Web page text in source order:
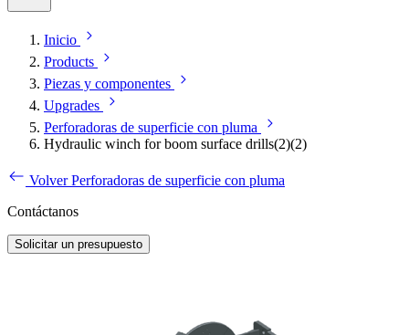
Inicio
Products
Piezas y componentes
Upgrades
Perforadoras de superficie con pluma
Hydraulic winch for boom surface drills(2)(2)
Volver Perforadoras de superficie con pluma
Contáctanos
Solicitar un presupuesto